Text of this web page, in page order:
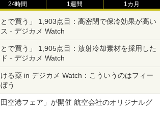
24時間 1週間 1カ月
で買う」 1,903点目：高密閉で保冷効果が高い
- デジカメ Watch
で買う」 1,905点目：放射冷却素材を採用した
- デジカメ Watch
る薬 in デジカメ Watch：こういうのはフィー
う
空港フェア」が開催 航空会社のオリジナルグ